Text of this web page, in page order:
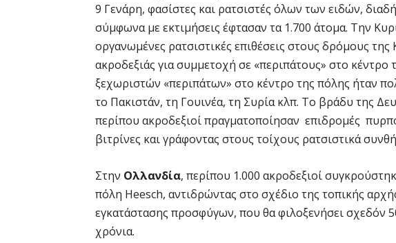
9 Γενάρη, φασίστες και ρατσιστές όλων των ειδών,
σύμφωνα με εκτιμήσεις έφτασαν τα 1.700 άτομα. Την
οργανωμένες ρατσιστικές επιθέσεις στους δρόμους
ακροδεξιάς για συμμετοχή σε «περιπάτους» στο
ξεχωριστών «περιπάτων» στο κέντρο της πόλης ήταν
το Πακιστάν, τη Γουινέα, τη Συρία κλπ. Το βράδυ της
περίπου ακροδεξιοί πραγματοποίησαν επιδρομές
βιτρίνες και γράφοντας στους τοίχους ρατσιστικά
Στην Ολλανδία, περίπου 1.000 ακροδεξιοί
πόλη Heesch, αντιδρώντας στο σχέδιο της τοπικής
εγκατάστασης προσφύγων, που θα φιλοξενήσει σχεδόν
χρόνια.